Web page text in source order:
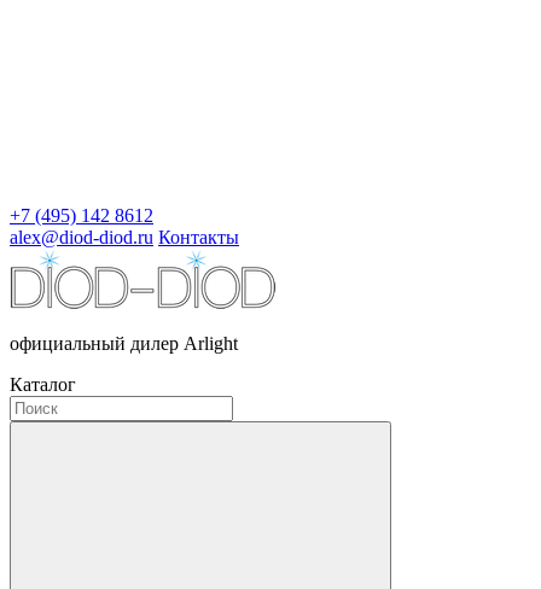
+7 (495) 142 8612
alex@diod-diod.ru Контакты
официальный дилер Arlight
Каталог